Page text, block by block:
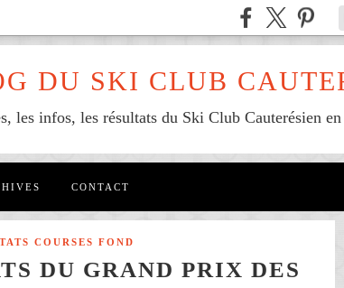
DU SKI CLUB
les infos, les résultats du Ski Club Cauterésien
CONTACT
COURSES FOND
DU GRAND PRIX DES